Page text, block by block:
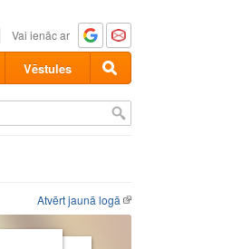
Vai ienāc ar
Vēstules
Atvērt jaunā logā